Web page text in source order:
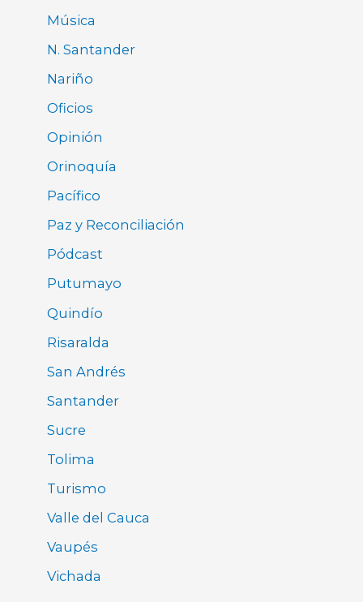
Música
N. Santander
Nariño
Oficios
Opinión
Orinoquía
Pacífico
Paz y Reconciliación
Pódcast
Putumayo
Quindío
Risaralda
San Andrés
Santander
Sucre
Tolima
Turismo
Valle del Cauca
Vaupés
Vichada